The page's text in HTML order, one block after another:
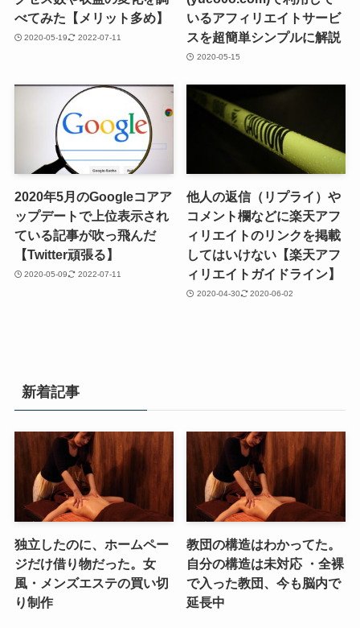
べてみた【メリット多め】
2020-05-19 2022-07-11
いるアフィリエイトサービ
スを超簡単シンプルに解説
2020-05-15
2020年5月のGoogleコアア
ップデートで上位表示され
ている記事が吹っ飛んだ
【Twitter頑張る】
2020-05-09 2022-07-11
他人の返信（リプライ）や
コメント欄などに楽天アフ
ィリエイトのリンクを掲載
してはいけない【楽天アフ
ィリエイトガイドライン】
2020-04-30 2020-06-02
新着記事
独立したのに、ホームペー
ジだけ借り物だった。女
風・メンズエステの買い切
り制作
教団の構造はわかってた。
自分の構造は未対応 ・全裸
で入った教団、今も脳内で
延長中